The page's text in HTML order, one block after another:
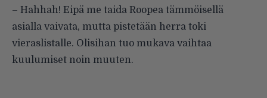
– Hahhah! Eipä me taida Roopea tämmöisellä
asialla vaivata, mutta pistetään herra toki
vieraslistalle. Olisihan tuo mukava vaihtaa
kuulumiset noin muuten.